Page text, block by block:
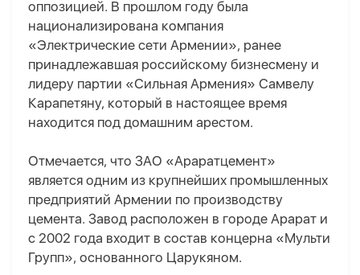
оппозицией. В прошлом году была
национализирована компания
«Электрические сети Армении», ранее
принадлежавшая российскому бизнесмену и
лидеру партии «Сильная Армения» Самвелу
Карапетяну, который в настоящее время
находится под домашним арестом.
Отмечается, что ЗАО «Араратцемент»
является одним из крупнейших промышленных
предприятий Армении по производству
цемента. Завод расположен в городе Арарат и
с 2002 года входит в состав концерна «Мульти
Групп», основанного Царукяном.